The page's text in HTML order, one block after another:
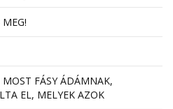
MEG!
FÁSY ÁDÁMNAK,
EL, MELYEK AZOK